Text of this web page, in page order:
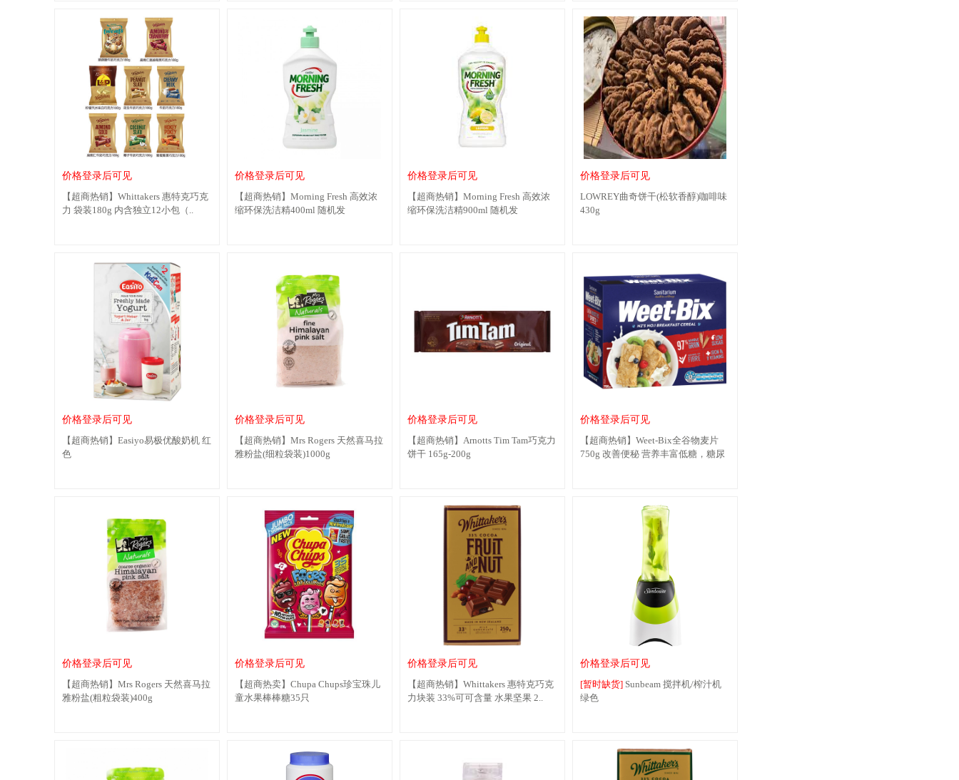
价格登录后可见
【超商热销】Whittakers 惠特克巧克
力 袋装180g 内含独立12小包（..
价格登录后可见
【超商热销】Morning Fresh 高效浓
缩环保洗洁精400ml 随机发
价格登录后可见
【超商热销】Morning Fresh 高效浓
缩环保洗洁精900ml 随机发
价格登录后可见
LOWREY曲奇饼干(松软香醇)咖啡味
430g
价格登录后可见
【超商热销】Easiyo易极优酸奶机 红
色
价格登录后可见
【超商热销】Mrs Rogers 天然喜马拉
雅粉盐(细粒袋装)1000g
价格登录后可见
【超商热销】Arnotts Tim Tam巧克力
饼干 165g-200g
价格登录后可见
【超商热销】Weet-Bix全谷物麦片
750g 改善便秘 营养丰富低糖，糖尿
价格登录后可见
【超商热销】Mrs Rogers 天然喜马拉
雅粉盐(粗粒袋装)400g
价格登录后可见
【超商热卖】Chupa Chups珍宝珠儿
童水果棒棒糖35只
价格登录后可见
【超商热销】Whittakers 惠特克巧克
力块装 33%可可含量 水果坚果 2..
价格登录后可见
[暂时缺货] Sunbeam 搅拌机/榨汁机
绿色